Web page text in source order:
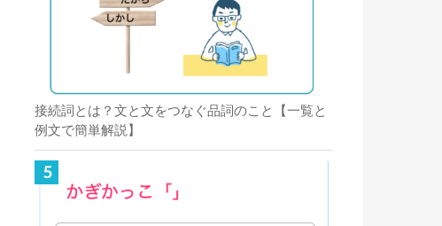
接続詞とは？文と文をつなぐ品詞のこと【一覧と
例文で簡単解説】